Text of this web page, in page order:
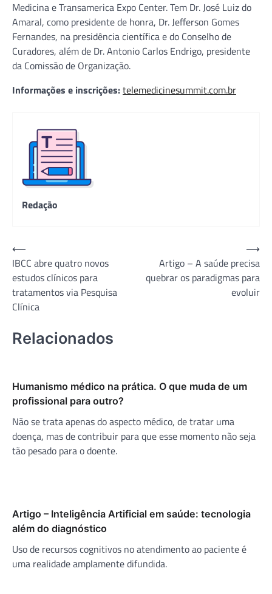
Medicina e Transamerica Expo Center. Tem Dr. José Luiz do
Amaral, como presidente de honra, Dr. Jefferson Gomes
Fernandes, na presidência científica e do Conselho de
Curadores, além de Dr. Antonio Carlos Endrigo, presidente
da Comissão de Organização.
Informações e inscrições:telemedicinesummit.com.br
Redação
Navegação
de
Post
⟵
IBCC abre quatro novos
estudos clínicos para
tratamentos via Pesquisa
Clínica
Artigo – A saúde precisa
quebrar os paradigmas para
evoluir
⟶
Relacionados
Humanismo médico na prática. O que muda de um
profissional para outro?
Não se trata apenas do aspecto médico, de tratar uma
doença, mas de contribuir para que esse momento não seja
tão pesado para o doente.
Artigo – Inteligência Artificial em saúde: tecnologia
além do diagnóstico
Uso de recursos cognitivos no atendimento ao paciente é
uma realidade amplamente difundida.